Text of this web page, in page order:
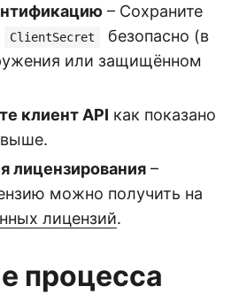
– Сохраните
ClientSecret
безопасно (в
или защищённом
клиент API как показано
лицензирования –
можно получить на
лицензий.
процесса